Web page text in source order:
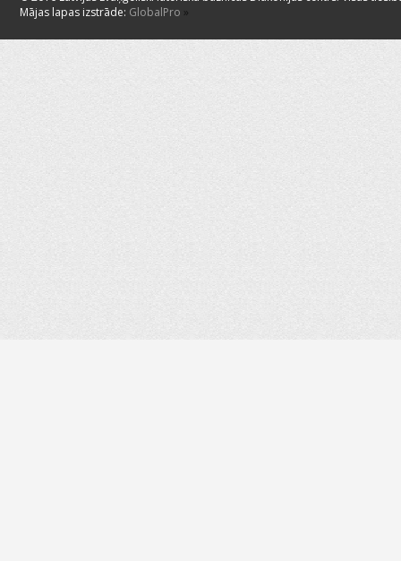
Mājas lapas izstrāde: GlobalPro »